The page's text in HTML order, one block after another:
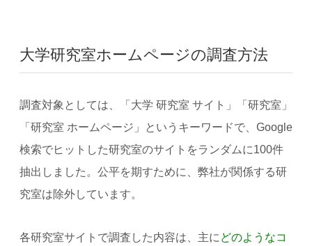
大学研究室ホームページの調査方法
調査対象としては、「大学 研究室 サイト」「研究室」
「研究室 ホームページ」というキーワードで、Google
検索でヒットした研究室のサイトをランダムに100件
抽出しました。公平を期すために、弊社が関係する研
究室は除外しています。
各研究室サイトで調査した内容は、主に どのようなコ